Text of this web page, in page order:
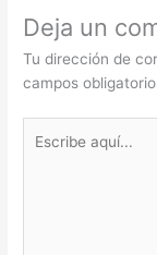
Deja un
Tu dirección de
campos
aquí...